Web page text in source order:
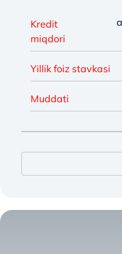
Kredit
miqdori
Yillik foiz stavkasi
Muddati